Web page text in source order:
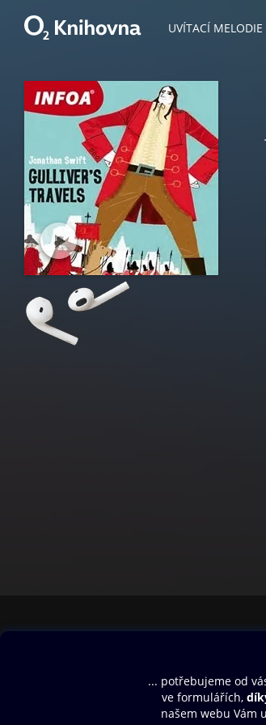
UVÍTACÍ MELODIE
Aplikace a hry
SMS/MMS Info
Blog